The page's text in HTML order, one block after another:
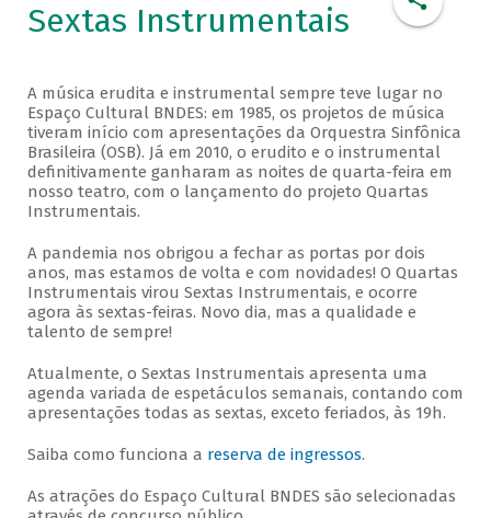
Sextas Instrumentais
A música erudita e instrumental sempre teve lugar no
Espaço Cultural BNDES: em 1985, os projetos de música
tiveram início com apresentações da Orquestra Sinfônica
Brasileira (OSB). Já em 2010, o erudito e o instrumental
definitivamente ganharam as noites de quarta-feira em
nosso teatro, com o lançamento do projeto Quartas
Instrumentais.
A pandemia nos obrigou a fechar as portas por dois
anos, mas estamos de volta e com novidades! O Quartas
Instrumentais virou Sextas Instrumentais, e ocorre
agora às sextas-feiras. Novo dia, mas a qualidade e
talento de sempre!
Atualmente, o Sextas Instrumentais apresenta uma
agenda variada de espetáculos semanais, contando com
apresentações todas as sextas, exceto feriados, às 19h.
Saiba como funciona a reserva de ingressos.
As atrações do Espaço Cultural BNDES são selecionadas